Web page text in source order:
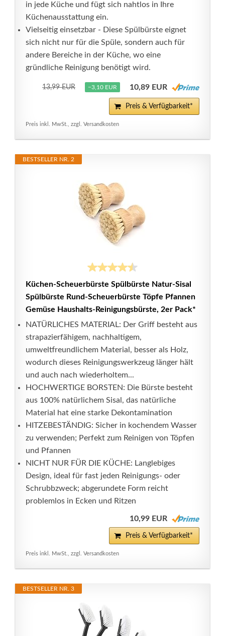
in jede Küche und fügt sich nahtlos in Ihre
Küchenausstattung ein.
Vielseitig einsetzbar - Diese Spülbürste eignet
sich nicht nur für die Spüle, sondern auch für
andere Bereiche in der Küche, wo eine
gründliche Reinigung benötigt wird.
13,99 EUR −3,10 EUR 10,89 EUR
Preis & Verfügbarkeit*
Preis inkl. MwSt., zzgl. Versandkosten
BESTSELLER NR. 2
Küchen-Scheuerbürste Spülbürste Natur-Sisal
Spülbürste Rund-Scheuerbürste Töpfe Pfannen
Gemüse Haushalts-Reinigungsbürste, 2er Pack*
NATÜRLICHES MATERIAL: Der Griff besteht aus
strapazierfähigem, nachhaltigem,
umweltfreundlichem Material, besser als Holz,
wodurch dieses Reinigungswerkzeug länger hält
und auch nach wiederholtem...
HOCHWERTIGE BORSTEN: Die Bürste besteht
aus 100% natürlichem Sisal, das natürliche
Material hat eine starke Dekontamination
HITZEBESTÄNDIG: Sicher in kochendem Wasser
zu verwenden; Perfekt zum Reinigen von Töpfen
und Pfannen
NICHT NUR FÜR DIE KÜCHE: Langlebiges
Design, ideal für fast jeden Reinigungs- oder
Schrubbzweck; abgerundete Form reicht
problemlos in Ecken und Ritzen
10,99 EUR
Preis & Verfügbarkeit*
Preis inkl. MwSt., zzgl. Versandkosten
BESTSELLER NR. 3